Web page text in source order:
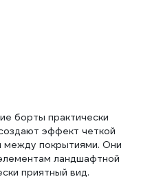
борты практически
эффект четкой
между покрытиями. Они
ландшафтной
приятный вид.